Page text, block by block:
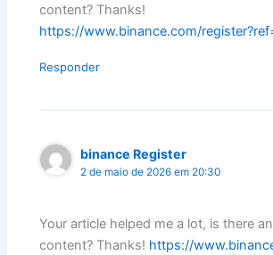
content? Thanks!
https://www.binance.com/
Responder
binance Register
2 de maio de 2026 em 20:30
Your article helped me a lot, is there
content? Thanks! https://